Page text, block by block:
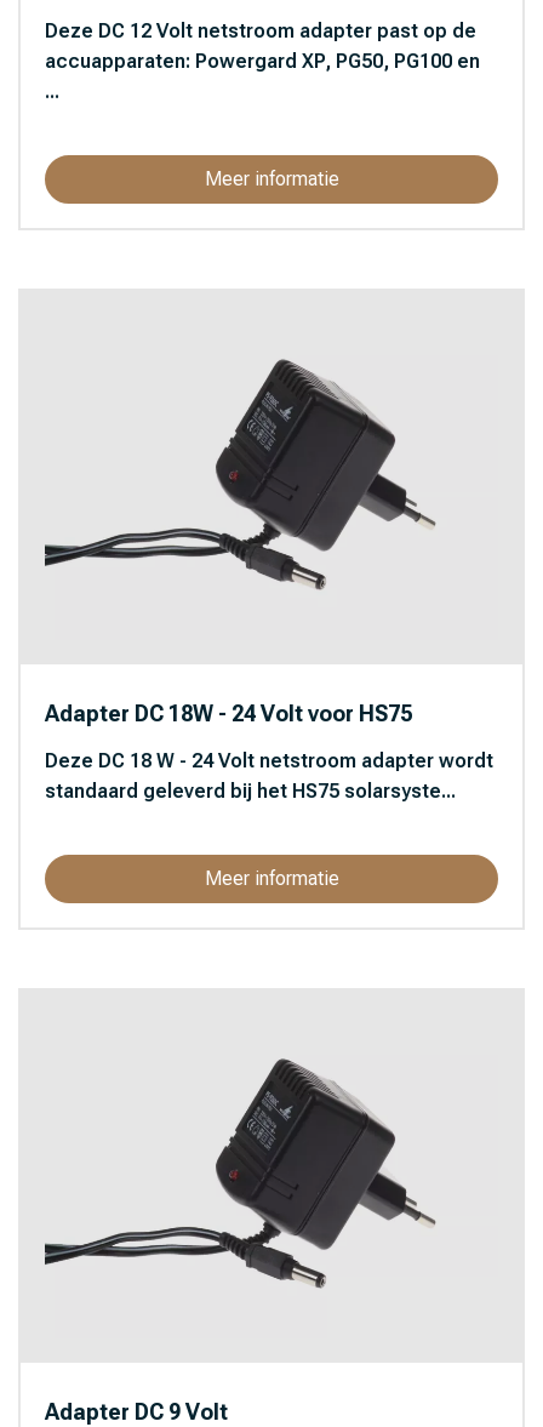
Deze DC 12 Volt netstroom adapter past op de
accuapparaten: Powergard XP, PG50, PG100 en
...
Meer informatie
Adapter DC 18W - 24 Volt voor HS75
Deze DC 18 W - 24 Volt netstroom adapter wordt
standaard geleverd bij het HS75 solarsyste...
Meer informatie
Adapter DC 9 Volt